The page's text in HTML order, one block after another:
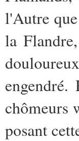
l'Autre
la
engendré.
chômeurs
posant